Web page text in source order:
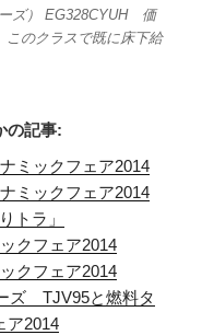
ズ） EG328CYUH 価
のクラスで既に床下給
の記事:
ミックフェア2014
ミックフェア2014
トラ」
クフェア2014
クフェア2014
ズ TJV95と燃料タ
ア2014